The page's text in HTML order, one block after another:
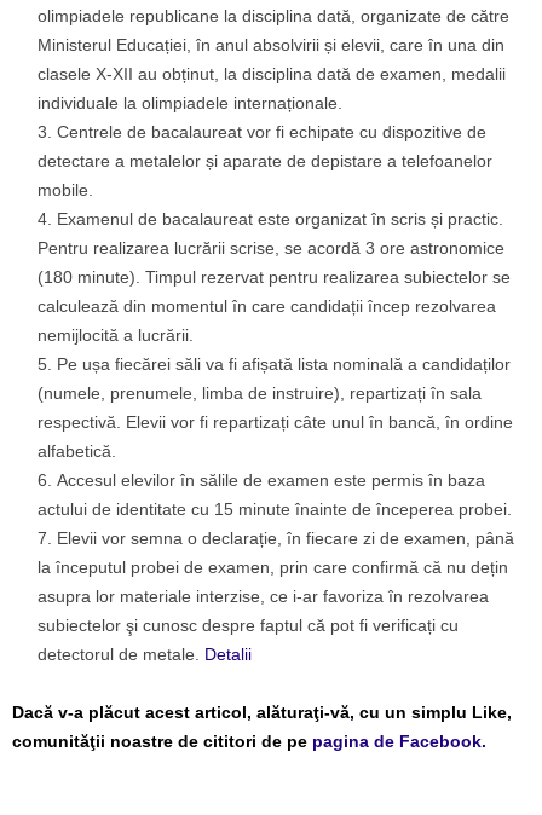
olimpiadele republicane la disciplina dată, organizate de către
Ministerul Educației, în anul absolvirii și elevii, care în una din
clasele X-XII au obținut, la disciplina dată de examen, medalii
individuale la olimpiadele internaționale.
Centrele de bacalaureat vor fi echipate cu dispozitive de
detectare a metalelor și aparate de depistare a telefoanelor
mobile.
Examenul de bacalaureat este organizat în scris și practic.
Pentru realizarea lucrării scrise, se acordă 3 ore astronomice
(180 minute). Timpul rezervat pentru realizarea subiectelor se
calculează din momentul în care candidații încep rezolvarea
nemijlocită a lucrării.
Pe ușa fiecărei săli va fi afișată lista nominală a candidaților
(numele, prenumele, limba de instruire), repartizați în sala
respectivă. Elevii vor fi repartizați câte unul în bancă, în ordine
alfabetică.
Accesul elevilor în sălile de examen este permis în baza
actului de identitate cu 15 minute înainte de începerea probei.
Elevii vor semna o declarație, în fiecare zi de examen, până
la începutul probei de examen, prin care confirmă că nu dețin
asupra lor materiale interzise, ce i-ar favoriza în rezolvarea
subiectelor şi cunosc despre faptul că pot fi verificați cu
detectorul de metale. Detalii
Dacă v-a plăcut acest articol, alăturaţi-vă, cu un simplu Like,
comunităţii noastre de cititori de pe pagina de Facebook.